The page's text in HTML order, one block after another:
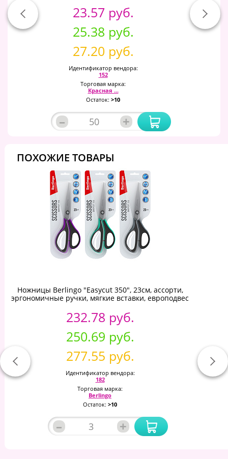
23.57 руб.
25.38 руб.
27.20 руб.
Идентификатор вендора:
152
Торговая марка:
Красная ...
Остаток: >10
– +
ПОХОЖИЕ ТОВАРЫ
Ножницы Berlingo "Easycut 350", 23см, ассорти,
эргономичные ручки, мягкие вставки, европодвес
232.78 руб.
250.69 руб.
277.55 руб.
Идентификатор вендора:
182
Торговая марка:
Berlingo
Остаток: >10
– +